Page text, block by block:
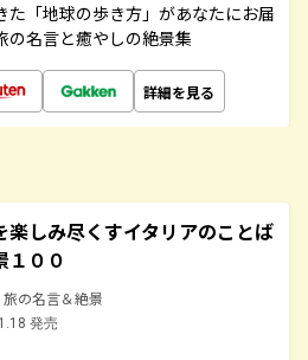
た「地球の歩き方」があなたにお届
の名言と癒やしの絶景集
詳細を見る
楽しみ尽くすイタリアのことば
１００
旅の名言＆絶景
発売